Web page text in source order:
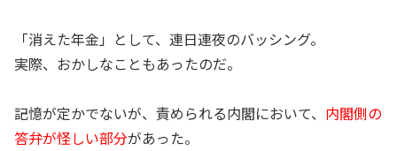
「消えた年金」として、連日連夜のバッシング。
実際、おかしなこともあったのだ。
記憶が定かでないが、責められる内閣において、 内閣側の
答弁が怪しい部分があった。